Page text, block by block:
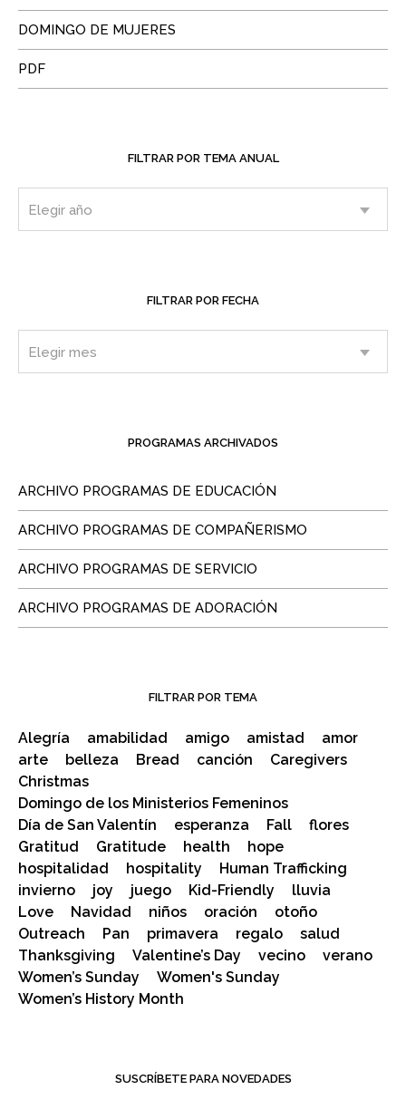
DOMINGO DE MUJERES
PDF
FILTRAR POR TEMA ANUAL
FILTRAR POR FECHA
PROGRAMAS ARCHIVADOS
ARCHIVO PROGRAMAS DE EDUCACIÓN
ARCHIVO PROGRAMAS DE COMPAÑERISMO
ARCHIVO PROGRAMAS DE SERVICIO
ARCHIVO PROGRAMAS DE ADORACIÓN
FILTRAR POR TEMA
Alegría amabilidad amigo amistad
amor
arte
belleza Bread canción
Caregivers
Christmas
Domingo de los Ministerios Femeninos
Día de San Valentín
esperanza Fall
flores
Gratitud
Gratitude health
hope
hospitalidad
hospitality
Human Trafficking
invierno
joy juego Kid-Friendly
lluvia
Love
Navidad niños oración
otoño
Outreach
Pan primavera regalo
salud
Thanksgiving
Valentine’s Day vecino
verano
Women’s Sunday
Women's Sunday
Women’s History Month
SUSCRÍBETE PARA NOVEDADES